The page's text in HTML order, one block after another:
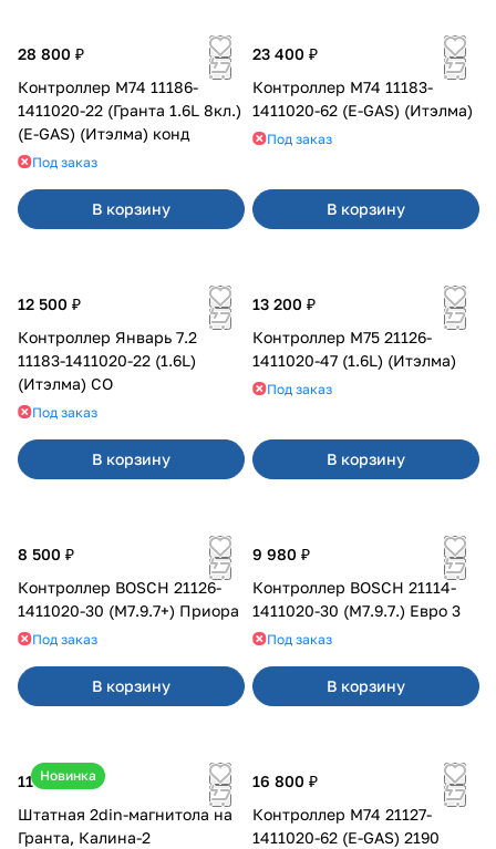
28 800 ₽
Контроллер М74 11186-
1411020-22 (Гранта 1.6L 8кл.)
(E-GAS) (Итэлма) конд
Под заказ
В корзину
23 400 ₽
Контроллер М74 11183-
1411020-62 (E-GAS) (Итэлма)
Под заказ
В корзину
12 500 ₽
Контроллер Январь 7.2
11183-1411020-22 (1.6L)
(Итэлма) СО
Под заказ
В корзину
13 200 ₽
Контроллер М75 21126-
1411020-47 (1.6L) (Итэлма)
Под заказ
В корзину
8 500 ₽
Контроллер BOSCH 21126-
1411020-30 (M7.9.7+) Приора
Под заказ
В корзину
9 980 ₽
Контроллер BOSCH 21114-
1411020-30 (M7.9.7.) Евро 3
Под заказ
В корзину
Новинка
11 800 ₽
Штатная 2din-магнитола на
Гранта, Калина-2
16 800 ₽
Контроллер М74 21127-
1411020-62 (E-GAS) 2190